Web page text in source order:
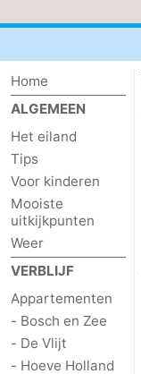
Home
ALGEMEEN
Het eiland
Tips
Voor kinderen
Mooiste
uitkijkpunten
Weer
VERBLIJF
Appartementen
- Bosch en Zee
- De Vlijt
- Hoeve Holland